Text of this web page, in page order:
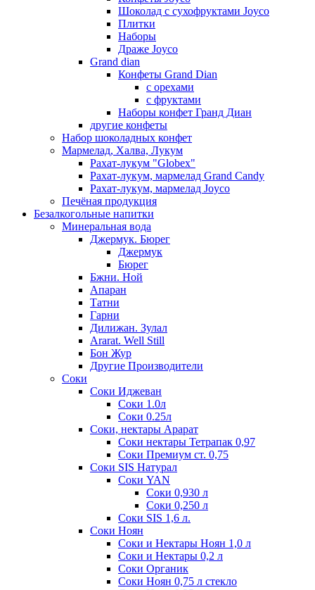
Шоколад с сухофруктами Joyco
Плитки
Наборы
Драже Joyco
Grand dian
Конфеты Grand Dian
с орехами
с фруктами
Наборы конфет Гранд Диан
другие конфеты
Набор шоколадных конфет
Мармелад, Халва, Лукум
Рахат-лукум "Globex"
Рахат-лукум, мармелад Grand Candy
Рахат-лукум, мармелад Joyco
Печёная продукция
Безалкогольные напитки
Минеральная вода
Джермук. Бюрег
Джермук
Бюрег
Бжни. Ной
Апаран
Татни
Гарни
Дилижан. Зулал
Ararat. Well Still
Бон Жур
Другие Производители
Соки
Соки Иджеван
Соки 1.0л
Соки 0.25л
Соки, нектары Арарат
Соки нектары Тетрапак 0,97
Соки Премиум ст. 0,75
Соки SIS Натурал
Соки YAN
Соки 0,930 л
Соки 0,250 л
Соки SIS 1,6 л.
Соки Ноян
Соки и Нектары Ноян 1,0 л
Соки и Нектары 0,2 л
Соки Органик
Соки Ноян 0,75 л стекло